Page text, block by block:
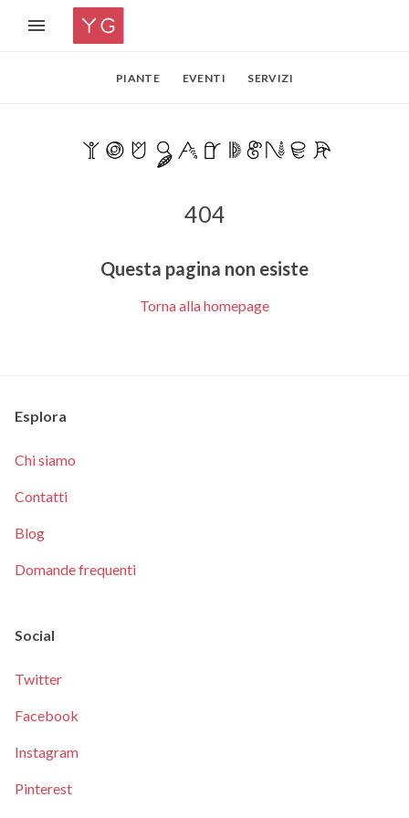
PIANTE EVENTI SERVIZI
404
Questa pagina non esiste
Torna alla homepage
Esplora
Chi siamo
Contatti
Blog
Domande frequenti
Social
Twitter
Facebook
Instagram
Pinterest